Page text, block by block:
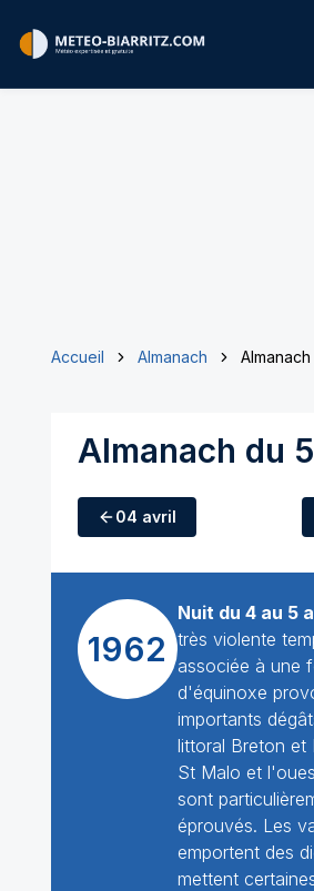
Accueil Almanach
Almanach du
04 avril
1962
Nuit du 4 au 5
très violente
associée à une
d'équinoxe
importants
littoral Breton et
St Malo et
sont
éprouvés. Les
emportent des
mettent